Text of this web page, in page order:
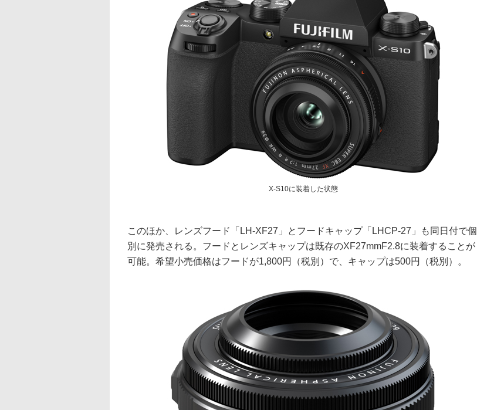
X-S10に装着した状態
このほか、レンズフード「LH-XF27」とフードキャップ「LHCP-27」も同日付で個
別に発売される。フードとレンズキャップは既存のXF27mmF2.8に装着することが
可能。希望小売価格はフードが1,800円（税別）で、キャップは500円（税別）。